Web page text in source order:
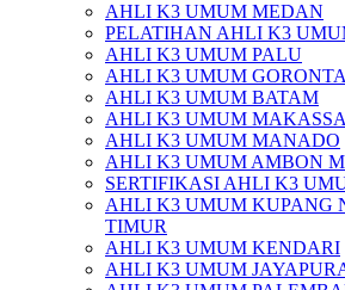
AHLI K3 UMUM MEDAN
PELATIHAN AHLI K3
AHLI K3 UMUM PALU
AHLI K3 UMUM
AHLI K3 UMUM BATAM
AHLI K3 UMUM
AHLI K3 UMUM MANADO
AHLI K3 UMUM AMBON
SERTIFIKASI AHLI K3
AHLI K3 UMUM KUPANG
TIMUR
AHLI K3 UMUM KENDARI
AHLI K3 UMUM